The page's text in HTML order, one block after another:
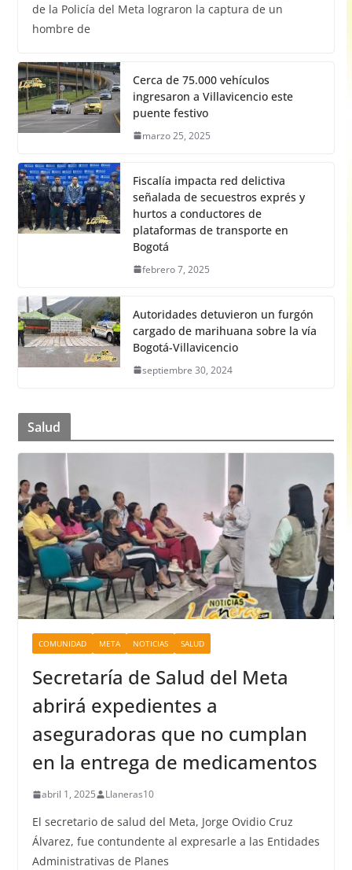
de la Policía del Meta lograron la captura de un
hombre de
Cerca de 75.000 vehículos
ingresaron a Villavicencio este
puente festivo
marzo 25, 2025
Fiscalía impacta red delictiva
señalada de secuestros exprés y
hurtos a conductores de
plataformas de transporte en
Bogotá
febrero 7, 2025
Autoridades detuvieron un furgón
cargado de marihuana sobre la vía
Bogotá-Villavicencio
septiembre 30, 2024
Salud
COMUNIDAD META NOTICIAS SALUD
Secretaría de Salud del Meta
abrirá expedientes a
aseguradoras que no cumplan
en la entrega de medicamentos
abril 1, 2025 Llaneras10
El secretario de salud del Meta, Jorge Ovidio Cruz
Álvarez, fue contundente al expresarle a las Entidades
Administrativas de Planes